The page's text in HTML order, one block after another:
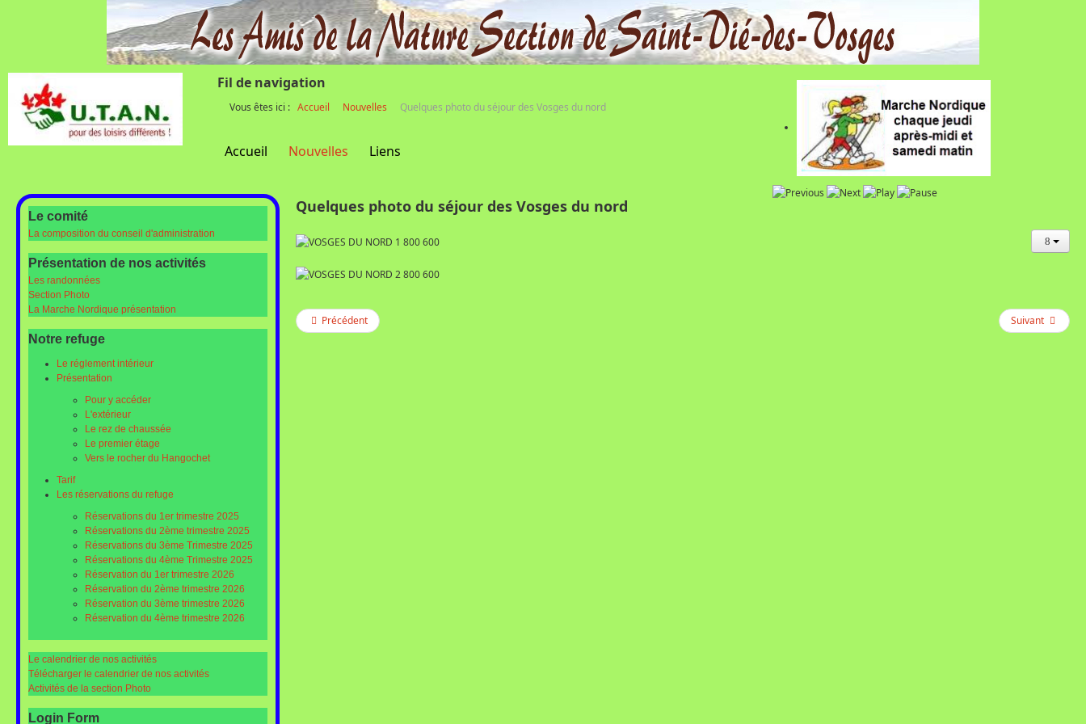
Fil de navigation
Vous êtes ici : Accueil Nouvelles Quelques photo du séjour des Vosges du nord
Accueil Nouvelles Liens
Le comité
La composition du conseil d'administration
Présentation de nos activités
Les randonnées
Section Photo
La Marche Nordique présentation
Notre refuge
Le réglement intérieur
Présentation
Pour y accéder
L'extérieur
Le rez de chaussée
Le premier étage
Vers le rocher du Hangochet
Tarif
Les réservations du refuge
Réservations du 1er trimestre 2025
Réservations du 2ème trimestre 2025
Réservations du 3ème Trimestre 2025
Réservations du 4ème Trimestre 2025
Réservation du 1er trimestre 2026
Réservation du 2ème trimestre 2026
Réservation du 3ème trimestre 2026
Réservation du 4ème trimestre 2026
Le calendrier de nos activités
Télécharger le calendrier de nos activités
Activités de la section Photo
Login Form
Quelques photo du séjour des Vosges du nord
Précédent Suivant